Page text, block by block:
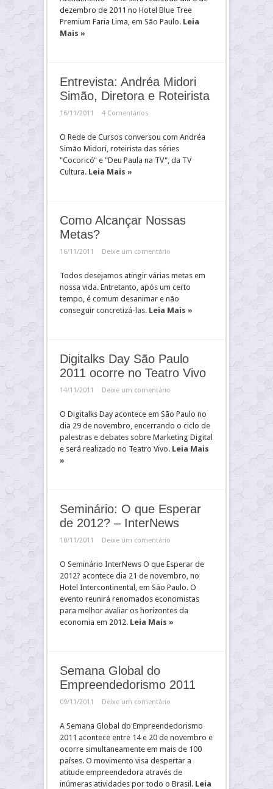
dezembro de 2011 no Hotel Blue Tree
Premium Faria Lima, em São Paulo. Leia
Mais »
Entrevista: Andréa Midori
Simão, Diretora e Roteirista
16/11/2011 4 Comentários
O Rede de Cursos conversou com Andréa
Simão Midori, roteirista das séries
"Cocoricó" e "Deu Paula na TV", da TV
Cultura. Leia Mais »
Como Alcançar Nossas
Metas?
16/11/2011 Deixe um comentário
Todos desejamos atingir várias metas em
nossa vida. Entretanto, após um certo
tempo, é comum desanimar e não
conseguir concretizá-las. Leia Mais »
Digitalks Day São Paulo
2011 ocorre no Teatro Vivo
14/11/2011 Deixe um comentário
O Digitalks Day acontece em São Paulo no
dia 29 de novembro, encerrando o ciclo de
palestras e debates sobre Marketing Digital
e será realizado no Teatro Vivo. Leia Mais
»
Seminário: O que Esperar
de 2012? – InterNews
10/11/2011 Deixe um comentário
O Seminário InterNews O que Esperar de
2012? acontece dia 21 de novembro, no
Hotel Intercontinental, em São Paulo. O
evento reunirá renomados economistas
para melhor avaliar os horizontes da
economia em 2012. Leia Mais »
Semana Global do
Empreendedorismo 2011
09/11/2011 Deixe um comentário
A Semana Global do Empreendedorismo
2011 acontece entre 14 e 20 de novembro e
ocorre simultaneamente em mais de 100
países. O movimento visa despertar a
atitude empreendedora através de
inúmeras atividades por todo o Brasil. Leia